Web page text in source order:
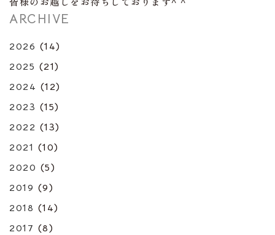
ARCHIVE
2026 (14)
2025 (21)
2024 (12)
2023 (15)
2022 (13)
2021 (10)
2020 (5)
2019 (9)
2018 (14)
2017 (8)